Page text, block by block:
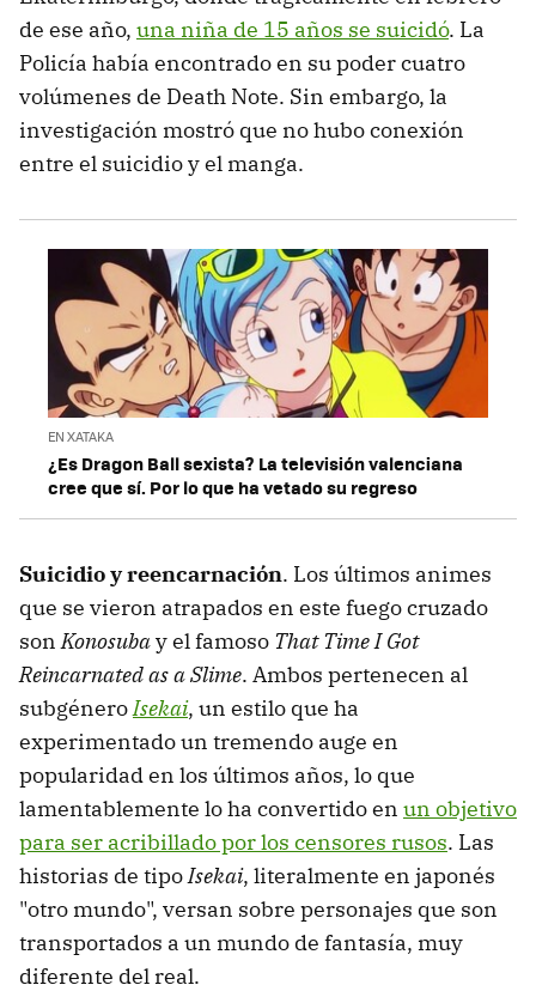
de ese año, una niña de 15 años se suicidó. La
Policía había encontrado en su poder cuatro
volúmenes de Death Note. Sin embargo, la
investigación mostró que no hubo conexión
entre el suicidio y el manga.
EN XATAKA
¿Es Dragon Ball sexista? La televisión valenciana
cree que sí. Por lo que ha vetado su regreso
Suicidio y reencarnación. Los últimos animes
que se vieron atrapados en este fuego cruzado
sonKonosubay el famoso That Time I Got
Reincarnated as a Slime. Ambos pertenecen al
subgéneroIsekai, un estilo que ha
experimentado un tremendo auge en
popularidad en los últimos años, lo que
lamentablemente lo ha convertido en un objetivo
para ser acribillado por los censores rusos. Las
historias de tipoIsekai, literalmente en japonés
"otro mundo", versan sobre personajes que son
transportados a un mundo de fantasía, muy
diferente del real.